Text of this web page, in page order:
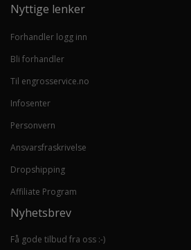
Nyttige lenker
Forhandler logg inn
Bli forhandler
Til engrosservice.no
Infosenter
Personvern
Ansvarsfraskrivelse
Dropshipping
Affiliate Program
Nyhetsbrev
Få gode tilbud fra oss :-)